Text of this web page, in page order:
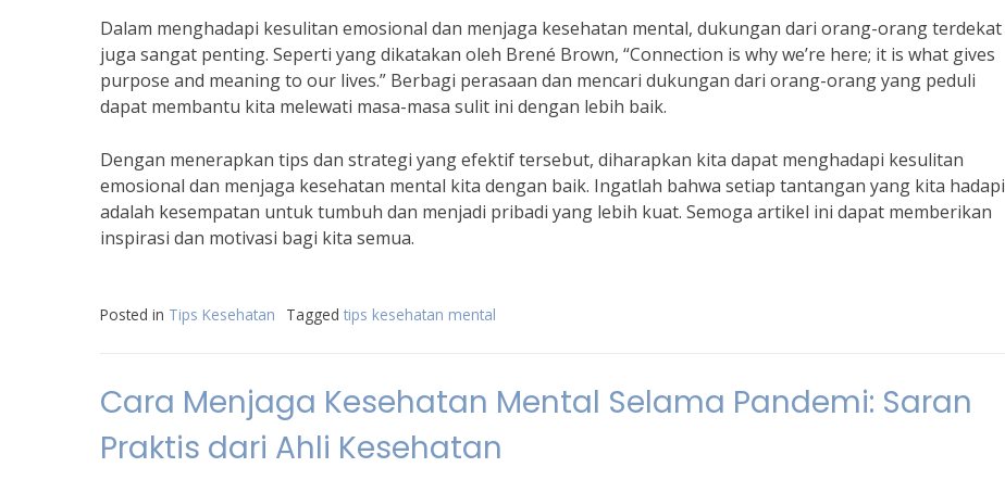
Dalam menghadapi kesulitan emosional dan menjaga kesehatan mental, dukungan dari orang-orang terdekat
juga sangat penting. Seperti yang dikatakan oleh Brené Brown, “Connection is why we’re here; it is what gives
purpose and meaning to our lives.” Berbagi perasaan dan mencari dukungan dari orang-orang yang peduli
dapat membantu kita melewati masa-masa sulit ini dengan lebih baik.
Dengan menerapkan tips dan strategi yang efektif tersebut, diharapkan kita dapat menghadapi kesulitan
emosional dan menjaga kesehatan mental kita dengan baik. Ingatlah bahwa setiap tantangan yang kita hadapi
adalah kesempatan untuk tumbuh dan menjadi pribadi yang lebih kuat. Semoga artikel ini dapat memberikan
inspirasi dan motivasi bagi kita semua.
Posted in Tips Kesehatan Tagged tips kesehatan mental
Cara Menjaga Kesehatan Mental Selama Pandemi: Saran
Praktis dari Ahli Kesehatan